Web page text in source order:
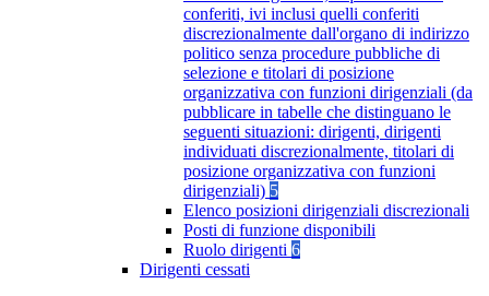
conferiti, ivi inclusi quelli conferiti
discrezionalmente dall'organo di indirizzo
politico senza procedure pubbliche di
selezione e titolari di posizione
organizzativa con funzioni dirigenziali (da
pubblicare in tabelle che distinguano le
seguenti situazioni: dirigenti, dirigenti
individuati discrezionalmente, titolari di
posizione organizzativa con funzioni
dirigenziali) 5
Elenco posizioni dirigenziali discrezionali
Posti di funzione disponibili
Ruolo dirigenti 6
Dirigenti cessati